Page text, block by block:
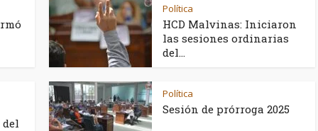
Política
HCD Malvinas: Iniciaron
las sesiones ordinarias
del...
Política
Sesión de prórroga 2025